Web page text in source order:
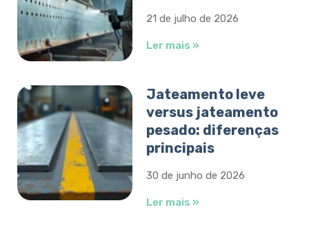
21 de julho de 2026
Ler mais »
Jateamento leve
versus jateamento
pesado: diferenças
principais
30 de junho de 2026
Ler mais »